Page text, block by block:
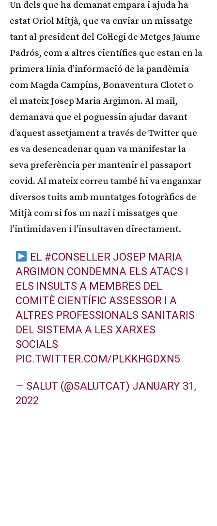
Un dels que ha demanat empara i ajuda ha
estat Oriol Mitjà, que va enviar un missatge
tant al president del Col·legi de Metges Jaume
Padrós, com a altres científics que estan en la
primera línia d’informació de la pandèmia
com Magda Campins, Bonaventura Clotet o
el mateix Josep Maria Argimon. Al mail,
demanava que el poguessin ajudar davant
d’aquest assetjament a través de Twitter que
es va desencadenar quan va manifestar la
seva preferència per mantenir el passaport
covid. Al mateix correu també hi va enganxar
diversos tuits amb muntatges fotogràfics de
Mitjà com si fos un nazi i missatges que
l’intimidaven i l’insultaven directament.
EL #CONSELLER JOSEP MARIA
ARGIMON CONDEMNA ELS ATACS I
ELS INSULTS A MEMBRES DEL
COMITÈ CIENTÍFIC ASSESSOR I A
ALTRES PROFESSIONALS SANITARIS
DEL SISTEMA A LES XARXES
SOCIALS
PIC.TWITTER.COM/PLKKHGDXN5
— SALUT (@SALUTCAT) JANUARY 31,
2022